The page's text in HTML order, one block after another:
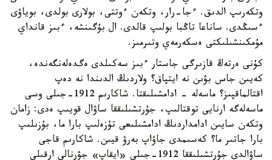
وتكەرىپ الدىق. ءجا-رار، وتكەن ءوتتى، بولارى بولدى، بوياۋى
ءسىڭدى. ساناعا تاڭبا بولىپ قالدى. ال بۇگىنشە، ءبىز قانداي
مۇمكىنشىلىكتى ەسكەرمەي وتىرمىز.
كۇنى ەرتەڭ قازىرگى جاستار ءبىز سەكىلدى ەگدەلەنگەندە،
كەيىن جاس بۋىن نە ايتپاق؟ ولاردىڭ الدىندا نە دەپ
اقتالماقپىز؟ ماسەلە - ادامشىلىقتا. شاكارىم 1912-جىلى وسى
ماسەلەگە ارنايى توقتالىپ، جۇرتشىلىققا ساۋال قويىپ ەدى: زامان
وتكەن سايىن ادامداردىڭ ادامشىلىعى تۇزەلىپ بارا ما، بۇزىلىپ
بارا جاتىر ما؟ كەسىمدى جاۋاپ بەرۋ قيىن. شاكارىم قاجى
ساۋالدى جۇرتشىلىققا 1912-جىلى «ايقاپ» جۋرنالى ارقىلى